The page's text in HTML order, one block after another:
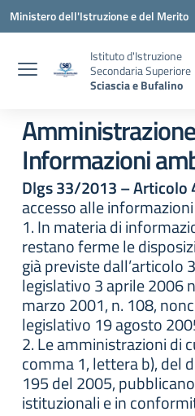
Vai ai contenuti
Vai al menu di navigazione
Vai al footer
Ministero dell'Istruzione e del Merito
Istituto d'Istruzione
Secondaria Superiore
Sciascia e Bufalino
Informazioni
Dlgs 33/2013 – Articolo
accesso alle
1. In materia di
restano ferme le
già previste dall’articolo
legislativo 3 aprile 2006
marzo 2001, n. 108,
legislativo 19 agosto
2. Le amministrazioni di
comma 1, lettera b), del
195 del 2005,
istituzionali e in